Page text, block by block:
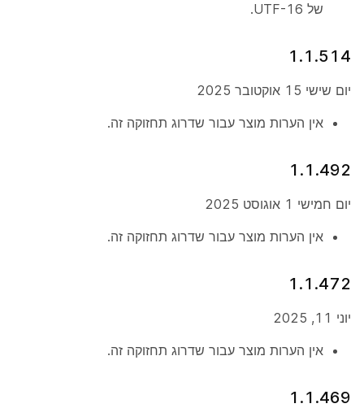
של UTF-16.
1.1.514
יום שישי 15 אוקטובר 2025
אין הערות מוצר עבור שדרוג תחזוקה זה.
1.1.492
יום חמישי 1 אוגוסט 2025
אין הערות מוצר עבור שדרוג תחזוקה זה.
1.1.472
יוני 11, 2025
אין הערות מוצר עבור שדרוג תחזוקה זה.
1.1.469